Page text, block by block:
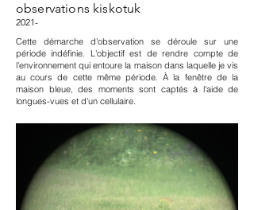
observations kiskotuk
2021-
Cette démarche d'observation se déroule sur une
période indéfinie. L'objectif est de rendre compte de
l'environnement qui entoure la maison dans laquelle je vis
au cours de cette même période. À la fenêtre de la
maison bleue, des moments sont captés à l'aide de
longues-vues et d'un cellulaire.